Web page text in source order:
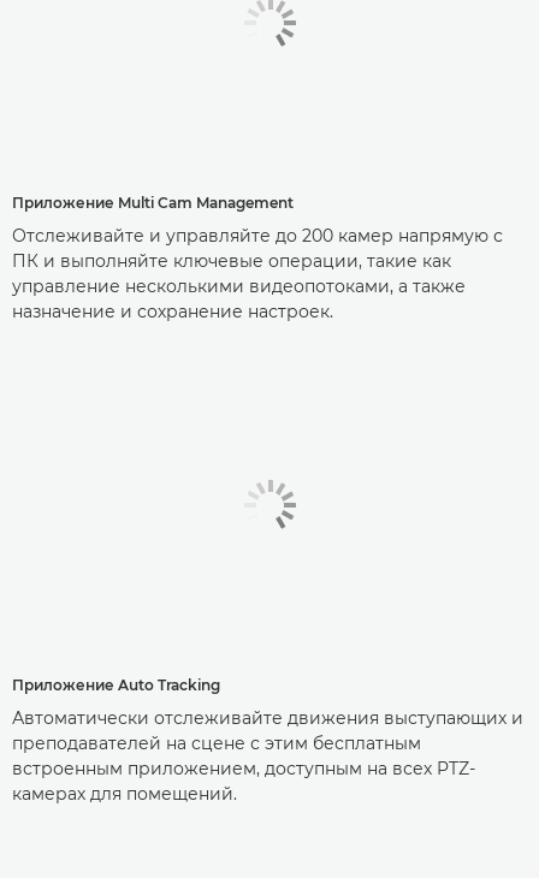
Приложение Multi Cam Management
Отслеживайте и управляйте до 200 камер напрямую с
ПК и выполняйте ключевые операции, такие как
управление несколькими видеопотоками, а также
назначение и сохранение настроек.
Приложение Auto Tracking
Автоматически отслеживайте движения выступающих и
преподавателей на сцене с этим бесплатным
встроенным приложением, доступным на всех PTZ-
камерах для помещений.